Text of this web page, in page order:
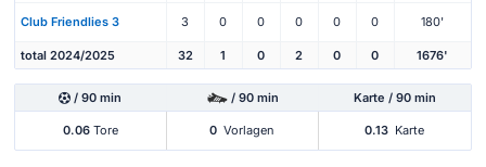
Club Friendlies 3 3 0 0 0 0 0 180'
total 2024/2025 32 1 0 2 0 0 1676'
/ 90 min / 90 min Karte / 90 min
0.06Tore 0 Vorlagen 0.13 Karte